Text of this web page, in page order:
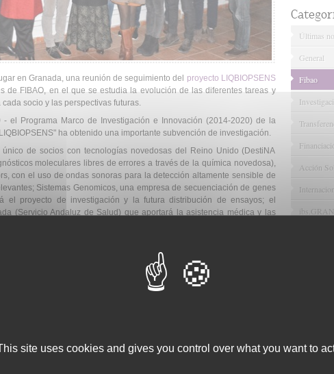
en Granada, una reunión de seguimiento del proyecto LIQBIOPSENS
de FIBAO, en el que se estudia la evolución de las diferentes tareas y
socio y las perspectivas futuras.
el Programa Marco de Investigación e Innovación (2014-2020) de la
ha obtenido una importante subvención de investigación.
de socios con tecnologías novedosas del Reino Unido (DestiNA
moleculares libres de errores a través de la química novedosa),
con el uso de ondas sonoras para la detección altamente sensible de
Sistemas Genomicos, una empresa de secuenciación de genes
el proyecto de investigación y la futura distribución de ensayos; el
(Servicio Andaluz de Salud) que aportará la asistencia médica y las
Católica de Lovaina (Bélgica) y la Fundación para la Investigación y
con su experiencia de investigación académica.
que a través de este creativo programa H2020, Europa tendrá la
y el éxito de la comercialización de las biopsias líquidas, con
en una prueba para el cáncer de colon, pero con éxito, la
uso con muchos otros tipos de cáncer con opciones de prueba
la tecnología se convierta en un líder mundial en biopsias líquidas
from the European Union's Horizon 2020 research and innovation
No 687785.
Últimas
General
Fibao
Acción
site uses cookies and gives you control over what you want to